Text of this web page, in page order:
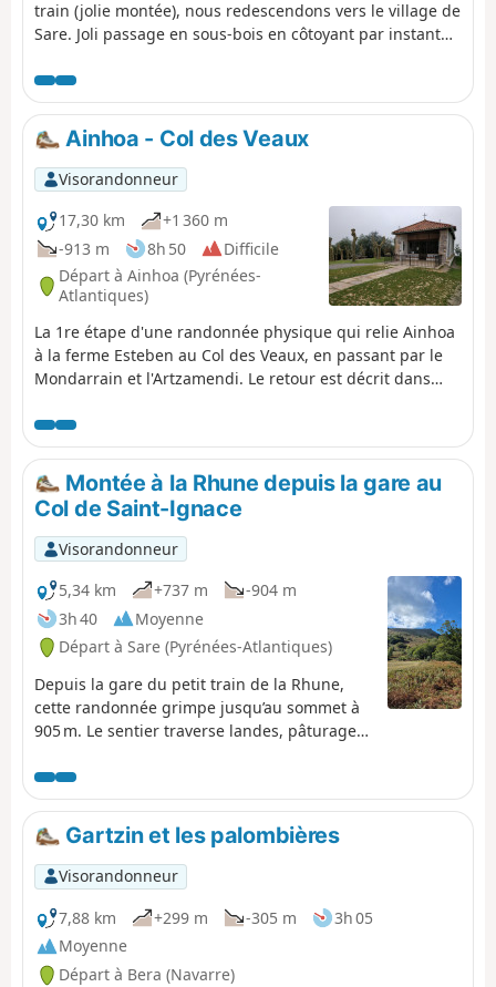
train (jolie montée), nous redescendons vers le village de
Sare. Joli passage en sous-bois en côtoyant par instant
Ainhoa - Col des Veaux
Visorandonneur
17,30 km
+1 360 m
-913 m
8h 50
Difficile
Départ à Ainhoa (Pyrénées-
Atlantiques)
La 1re étape d'une randonnée physique qui relie Ainhoa
à la ferme Esteben au Col des Veaux, en passant par le
Mondarrain et l'Artzamendi. Le retour est décrit dans
360° offerts par les différents sommets gravis durant
cette randonnée, vous pourrez également rencontrer de
nombreux rapaces, chevaux, brebis, et vaches, qui se
promènent en liberté.
Montée à la Rhune depuis la gare au
Col de Saint-Ignace
Visorandonneur
5,34 km
+737 m
-904 m
3h 40
Moyenne
Départ à Sare (Pyrénées-Atlantiques)
Depuis la gare du petit train de la Rhune,
cette randonnée grimpe jusqu’au sommet à
905 m. Le sentier traverse landes, pâturages
sur la Côte Basque et les Pyrénées. En
chemin, pottoks et oiseaux de montagne
ponctuent l’ascension. Au sommet, le
panorama à 360° dévoile l’océan d’un côté et
la chaîne pyrénéenne de l’autre,
récompensant l’effort par un spectacle
naturel grandiose.
Gartzin et les palombières
Visorandonneur
7,88 km
+299 m -305 m
3h 05
Moyenne
Départ à Bera (Navarre)